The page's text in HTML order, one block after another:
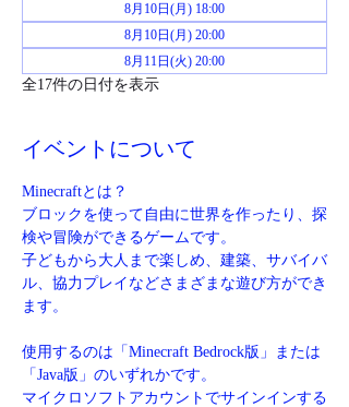
8月10日(月) 18:00
8月10日(月) 20:00
8月11日(火) 20:00
全17件の日付を表示
イベントについて
Minecraftとは？
ブロックを使って自由に世界を作ったり、探
検や冒険ができるゲームです。
子どもから大人まで楽しめ、建築、サバイバ
ル、協力プレイなどさまざまな遊び方ができ
ます。
使用するのは「Minecraft Bedrock版」または
「Java版」のいずれかです。
マイクロソフトアカウントでサインインする